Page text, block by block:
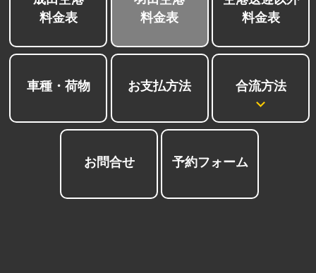
料金表
料金表
料金表
車種・荷物 お支払方法 合流方法
お問合せ 予約フォーム